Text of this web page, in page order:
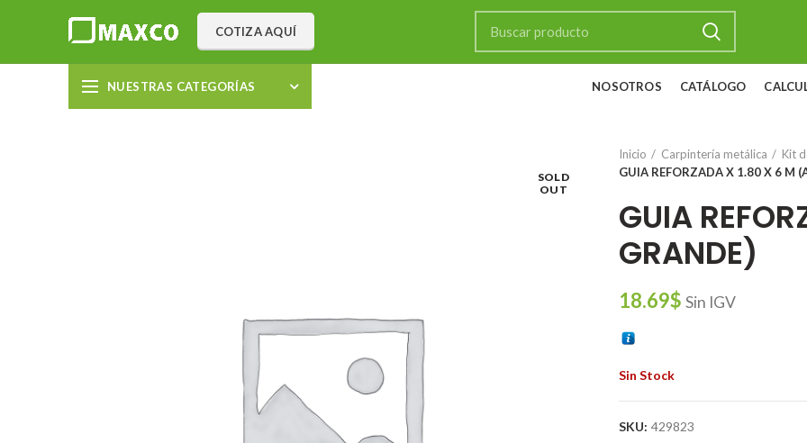
COTIZA AQUÍ
NUESTRAS CATEGORÍAS NOSOTROS CATÁLOGO
SOLD
OUT
Inicio Carpintería metálica
Kit
GUIA REFORZADA X 1.80 X 6 M
GUIA
GRANDE)
18.69$ Sin IGV
Sin Stock
SKU: 429823